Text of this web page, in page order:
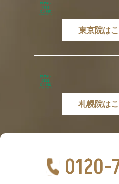
東京院は
札幌院は
0120-